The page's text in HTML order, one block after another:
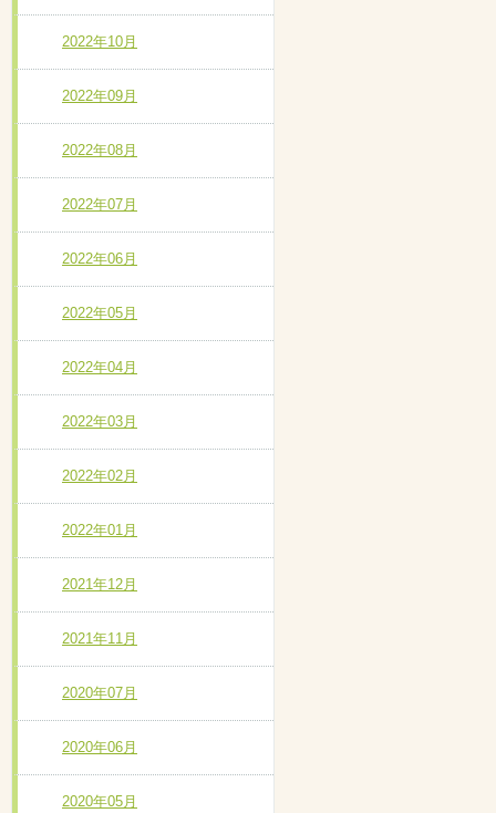
2022年10月
2022年09月
2022年08月
2022年07月
2022年06月
2022年05月
2022年04月
2022年03月
2022年02月
2022年01月
2021年12月
2021年11月
2020年07月
2020年06月
2020年05月